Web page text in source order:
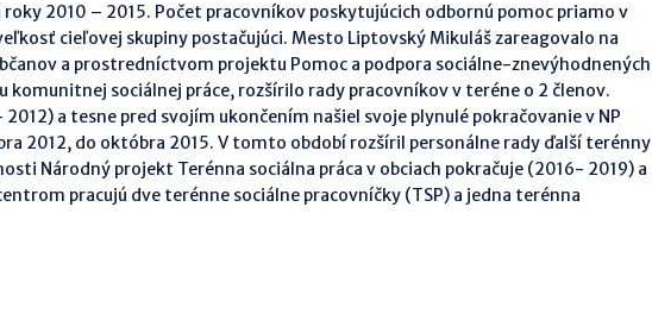
2010 – 2015. Počet pracovníkov poskytujúcich odbornú pomoc priamo v
cieľovej skupiny postačujúci. Mesto Liptovský Mikuláš zareagovalo na
a prostredníctvom projektu Pomoc a podpora sociálne-znevýhodnených
sociálnej práce, rozšírilo rady pracovníkov v teréne o 2 členov.
a tesne pred svojím ukončením našiel svoje plynulé pokračovanie v NP
2012, do októbra 2015. V tomto období rozšíril personálne rady ďalší terénny
Národný projekt Terénna sociálna práca v obciach pokračuje (2016- 2019) a
pracujú dve terénne sociálne pracovníčky (TSP) a jedna terénna